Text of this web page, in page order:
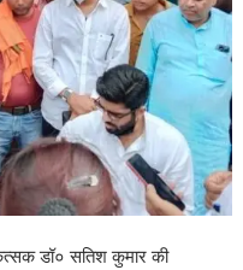
डॉ० सतिश कुमार की